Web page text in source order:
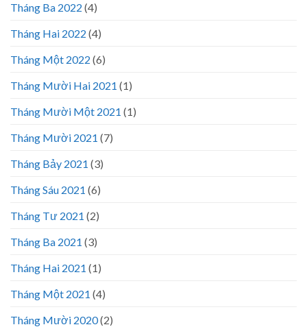
Tháng Ba 2022 (4)
Tháng Hai 2022 (4)
Tháng Một 2022 (6)
Tháng Mười Hai 2021 (1)
Tháng Mười Một 2021 (1)
Tháng Mười 2021 (7)
Tháng Bảy 2021 (3)
Tháng Sáu 2021 (6)
Tháng Tư 2021 (2)
Tháng Ba 2021 (3)
Tháng Hai 2021 (1)
Tháng Một 2021 (4)
Tháng Mười 2020(2)